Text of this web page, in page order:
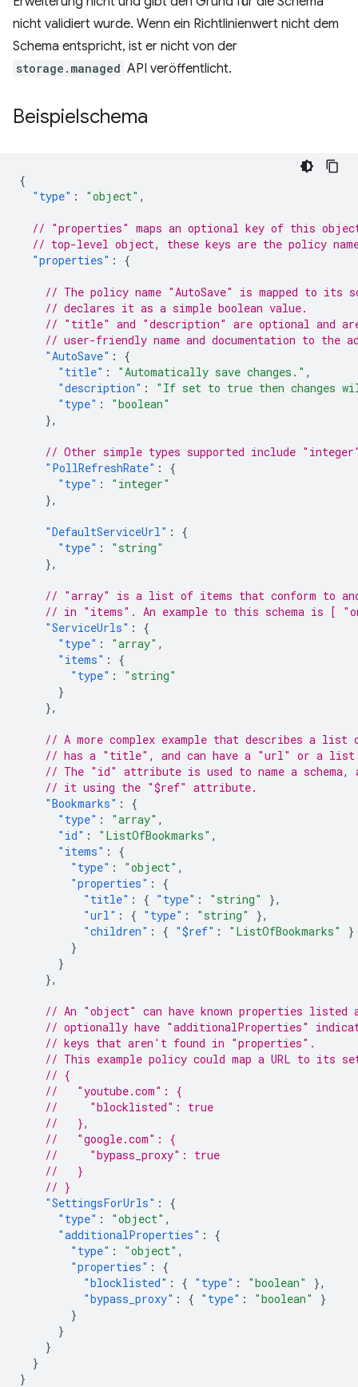
nicht validiert wurde. Wenn ein Richtlinienwert nicht dem
Schema entspricht, ist er nicht von der
storage.managed API veröffentlicht.
Beispielschema
{
"type" : "object" ,
// "properties" maps an optional key of this
// top-level object, these keys are the policy
"properties" : {
// The policy name "AutoSave" is mapped to its
// declares it as a simple boolean value.
// "title" and "description" are optional and are
// user-friendly name and documentation to the
"AutoSave" :
{
"title" : "Automatically save changes." ,
"description" :
"If set to true then changes
"type" :
"boolean"
},
// Other simple types supported include
"PollRefreshRate" :
{
"type" :
"integer"
},
"DefaultServiceUrl" :
{
"type" :
"string"
},
// "array" is a list of items that conform to
// in "items". An example to this schema is [
"ServiceUrls" :
{
"type" : "array" ,
"items" :
{
"type" :
"string"
}
},
// A more complex example that describes a list
// has a "title", and can have a "url" or a list
// The "id" attribute is used to name a schema,
// it using the "$ref" attribute.
"Bookmarks" :
{
"type" : "array" ,
"id" : "ListOfBookmarks" ,
"items" :
{
"type" : "object" ,
"properties" :
{
"title" : { "type" : "string"
},
"url" : { "type" : "string"
},
"children" : { "$ref" : "ListOfBookmarks"
}
}
}
},
// An "object" can have known properties listed
// optionally have "additionalProperties"
// keys that aren't found in "properties".
// This example policy could map a URL to its
// {
//   "youtube.com": {
//     "blocklisted": true
//   },
//   "google.com": {
//     "bypass_proxy": true
//   }
// }
"SettingsForUrls" :
{
"type" : "object" ,
"additionalProperties" :
{
"type" : "object" ,
"properties" :
{
"blocklisted" : { "type" : "boolean"
},
"bypass_proxy" : { "type" : "boolean"
}
}
}
}
}
}